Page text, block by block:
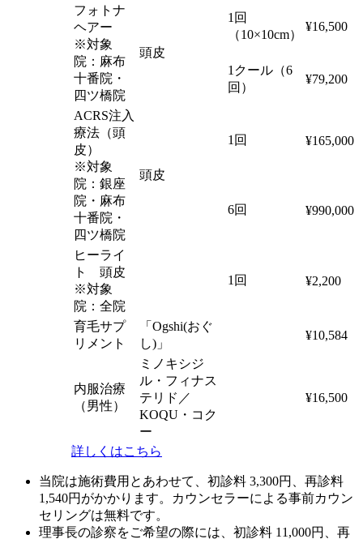
フォトナ
ヘアー
※対象
院：麻布
十番院・
四ツ橋院
頭皮
1回
（10×10cm）
¥16,500
1クール（6
回）
¥79,200
ACRS注入
療法（頭
皮）
※対象
院：銀座
院・麻布
十番院・
四ツ橋院
頭皮
1回 ¥165,000
6回 ¥990,000
ヒーライ
ト 頭皮
※対象
院：全院
1回 ¥2,200
育毛サプ
リメント
「Ogshi(おぐ
し)」
¥10,584
内服治療
（男性）
ミノキシジ
ル・フィナス
テリド／
KOQU・コク
ー
¥16,500
詳しくはこちら
当院は施術費用とあわせて、初診料 3,300円、再診料
1,540円がかかります。カウンセラーによる事前カウン
セリングは無料です。
理事長の診察をご希望の際には、初診料 11,000円、再